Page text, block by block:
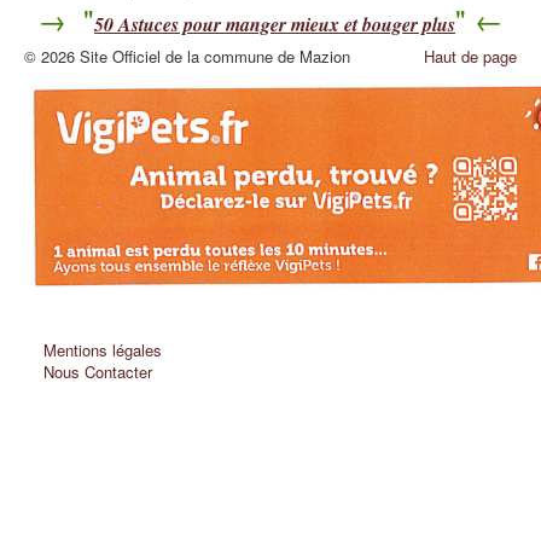
→ "50Astuces pour manger mieux et bouger plus" ←
Haut de page
© 2026 Site Officiel de la commune de Mazion
Mentions légales
Nous Contacter